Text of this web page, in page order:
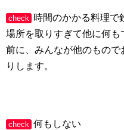
check 時間のかかる料理で
場所を取りすぎて他に何
前に、みんなが他のもの
りします。
check 何もしない